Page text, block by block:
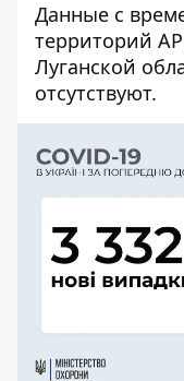
Данные с
территорий
Луганской
отсутствуют.